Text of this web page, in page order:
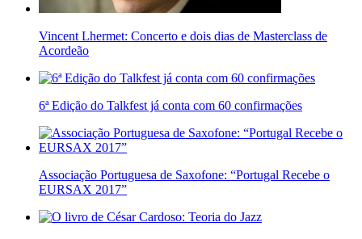
Vincent Lhermet: Concerto e dois dias de Masterclass de
Acordeão
6ª Edição do Talkfest já conta com 60 confirmações
Associação Portuguesa de Saxofone: “Portugal Recebe o
EURSAX 2017”